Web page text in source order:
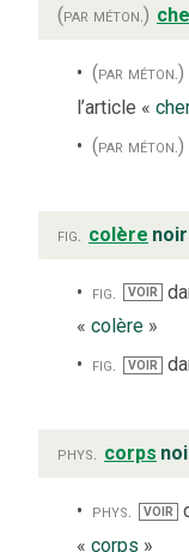
(par méton.)
(par méton.)
l’article «
(par méton.)
fig. colère
fig. VOIR
« colère »
fig.
VOIR
phys. corps
phys. VOIR
« corps »